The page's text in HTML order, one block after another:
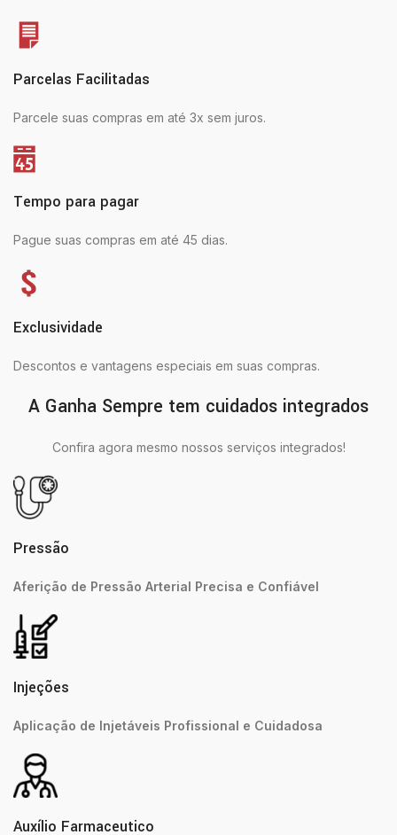
Parcelas Facilitadas
Parcele suas compras em até 3x sem juros.
Tempo para pagar
Pague suas compras em até 45 dias.
Exclusividade
Descontos e vantagens especiais em suas compras.
A Ganha Sempre tem cuidados integrados
Confira agora mesmo nossos serviços integrados!
Pressão
Aferição de Pressão Arterial Precisa e Confiável
Injeções
Aplicação de Injetáveis Profissional e Cuidadosa
Auxílio Farmaceutico